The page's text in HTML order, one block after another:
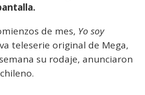
de mes, Yo soy
teleserie original de Mega,
su rodaje, anunciaron